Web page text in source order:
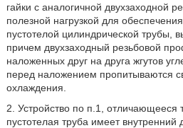
гайки с аналогичной двухзаходной
полезной нагрузкой для
пустотелой цилиндрической трубы,
причем двухзаходный резьбовой
наложенных друг на друга жгутов
перед наложением пропитываются
охлаждения.
2. Устройство по п.1, отличающееся
пустотелая труба имеет